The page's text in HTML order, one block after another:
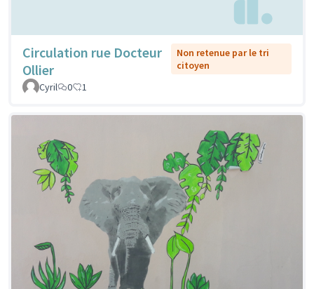
Circulation rue Docteur
Ollier
Non retenue par le tri
citoyen
Cyril
0 1